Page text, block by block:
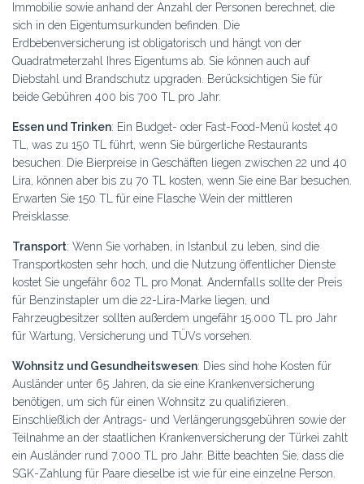
Immobilie sowie anhand der Anzahl der Personen berechnet, die
sich in den Eigentumsurkunden befinden. Die
Erdbebenversicherung ist obligatorisch und hängt von der
Quadratmeterzahl Ihres Eigentums ab. Sie können auch auf
Diebstahl und Brandschutz upgraden. Berücksichtigen Sie für
beide Gebühren 400 bis 700 TL pro Jahr.
Essen und Trinken: Ein Budget- oder Fast-Food-Menü kostet 40
TL, was zu 150 TL führt, wenn Sie bürgerliche Restaurants
besuchen. Die Bierpreise in Geschäften liegen zwischen 22 und 40
Lira, können aber bis zu 70 TL kosten, wenn Sie eine Bar besuchen.
Erwarten Sie 150 TL für eine Flasche Wein der mittleren
Preisklasse.
Transport: Wenn Sie vorhaben, in Istanbul zu leben, sind die
Transportkosten sehr hoch, und die Nutzung öffentlicher Dienste
kostet Sie ungefähr 602 TL pro Monat. Andernfalls sollte der Preis
für Benzinstapler um die 22-Lira-Marke liegen, und
Fahrzeugbesitzer sollten außerdem ungefähr 15.000 TL pro Jahr
für Wartung, Versicherung und TÜVs vorsehen.
Wohnsitz und Gesundheitswesen: Dies sind hohe Kosten für
Ausländer unter 65 Jahren, da sie eine Krankenversicherung
benötigen, um sich für einen Wohnsitz zu qualifizieren.
Einschließlich der Antrags- und Verlängerungsgebühren sowie der
Teilnahme an der staatlichen Krankenversicherung der Türkei zahlt
ein Ausländer rund 7.000 TL pro Jahr. Bitte beachten Sie, dass die
SGK-Zahlung für Paare dieselbe ist wie für eine einzelne Person.